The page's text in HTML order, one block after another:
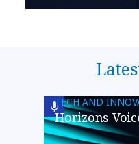
TECH AND
Horizons